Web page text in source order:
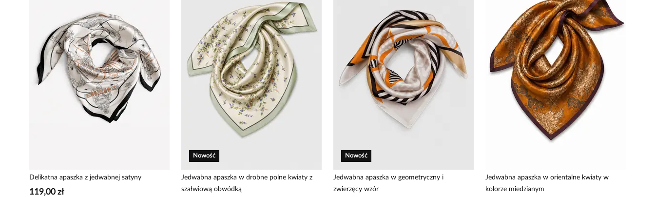
Delikatna apaszka z jedwabnej satyny
119,00 zł
Nowość
Jedwabna apaszka w drobne polne kwiaty z
szałwiową obwódką
Nowość
Jedwabna apaszka w geometryczny i
zwierzęcy wzór
Jedwabna apaszka w orientalne kwiaty w
kolorze miedzianym